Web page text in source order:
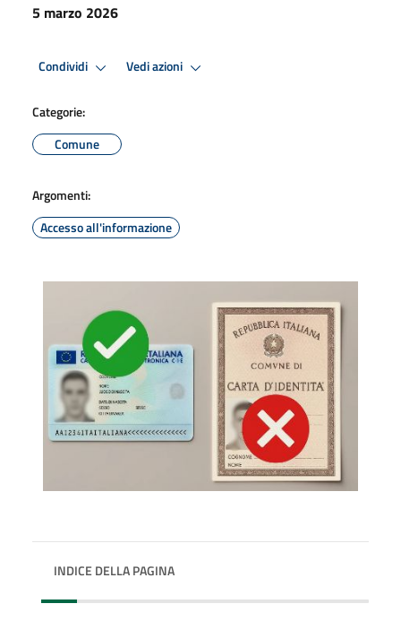
5 marzo 2026
Condividi Vedi azioni
Categorie:
Comune
Argomenti:
Accesso all'informazione
INDICE DELLA PAGINA